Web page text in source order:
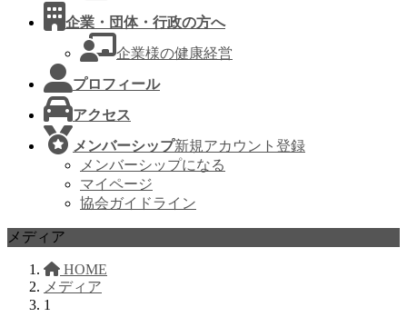
企業・団体・行政の方へ
企業様の健康経営
プロフィール
アクセス
メンバーシップ新規アカウント登録
メンバーシップになる
マイページ
協会ガイドライン
メディア
HOME
メディア
1